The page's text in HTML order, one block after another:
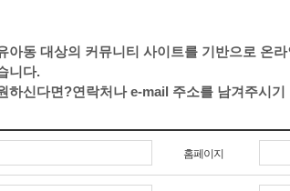
아동 대상의 커뮤니티 사이트를 기반으로 온
니다.
하신다면?연락처나 e-mail 주소를 남겨주시기
홈페이지